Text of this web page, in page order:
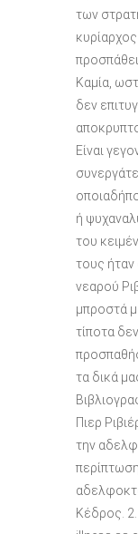
των
Καμία,
δεν
Είναι
ή
του
τους ήταν
νεαρού
μπροστά
τίποτα
τα δικά
Πιερ
την
Κέδρος. 2.